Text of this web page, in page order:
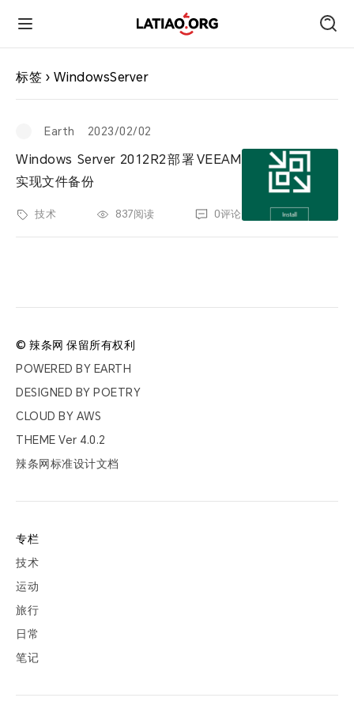
首页
技术
旅行
票夹
友邻
关于
标签 › WindowsServer
Earth 2023/02/02
Windows Server 2012R2部署VEEAM
实现文件备份
技术 837阅读 0评论
© 辣条网 保留所有权利
POWERED BY EARTH
DESIGNED BY POETRY
CLOUD BY AWS
THEME Ver 4.0.2
辣条网标准设计文档
专栏
技术
运动
旅行
日常
笔记